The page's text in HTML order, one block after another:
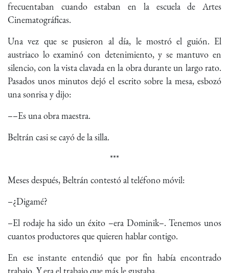
frecuentaban cuando estaban en la escuela de Artes
Cinematográficas.
Una vez que se pusieron al día, le mostró el guión. El
austriaco lo examinó con detenimiento, y se mantuvo en
silencio, con la vista clavada en la obra durante un largo rato.
Pasados unos minutos dejó el escrito sobre la mesa, esbozó
una sonrisa y dijo:
––Es una obra maestra.
Beltrán casi se cayó de la silla.
***
Meses después, Beltrán contestó al teléfono móvil:
–¿Digamé?
–El rodaje ha sido un éxito –era Dominik–. Tenemos unos
cuantos productores que quieren hablar contigo.
En ese instante entendió que por fin había encontrado